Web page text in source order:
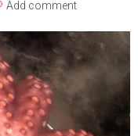
Add comment